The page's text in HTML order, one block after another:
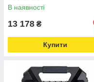
В наявності
13 178 ₴
Купити